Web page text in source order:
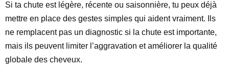
Si ta chute est légère, récente ou saisonnière, tu peux déjà
mettre en place des gestes simples qui aident vraiment. Ils
ne remplacent pas un diagnostic si la chute est importante,
mais ils peuvent limiter l’aggravation et améliorer la qualité
globale des cheveux.